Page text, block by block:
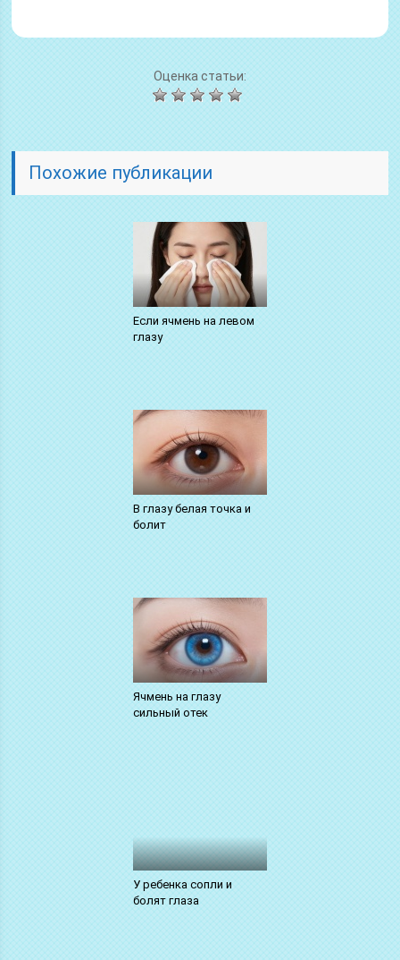
Оценка статьи:
Похожие публикации
Если ячмень на левом
глазу
В глазу белая точка и
болит
Ячмень на глазу
сильный отек
У ребенка сопли и
болят глаза